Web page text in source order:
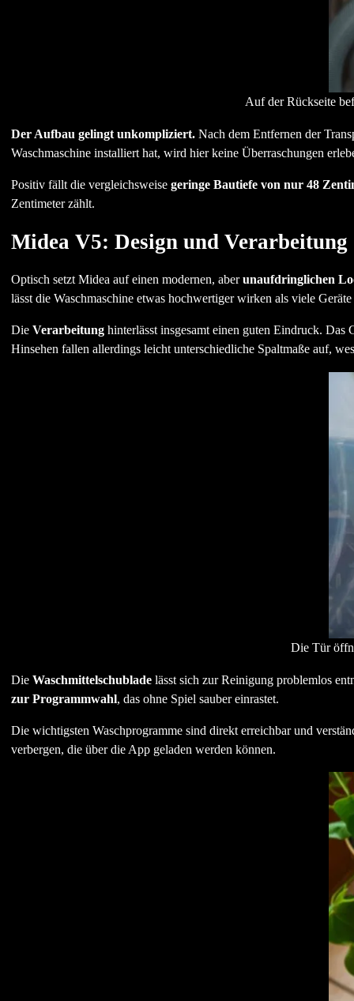
Auf der Rückseite
Der Aufbau gelingt unkompliziert.Nach dem Entfernen der
Waschmaschine installiert hat, wird hier keine Überraschungen
Positiv fällt die vergleichsweise geringe Bautiefe von nur 48
Zentimeter zählt.
Midea V5: Design und Verarbeitung
Optisch setzt Midea auf einen modernen, aberunaufdringlichen
lässt die Waschmaschine etwas hochwertiger wirken als viele
Die Verarbeitunghinterlässt insgesamt einen guten Eindruck. Das
Hinsehen fallen allerdings leicht unterschiedliche Spaltmaße auf,
Die Tür
Die Waschmittelschubladelässt sich zur Reinigung problemlos
zur Programmwahl, das ohne Spiel sauber einrastet.
Die wichtigsten Waschprogramme sind direkt erreichbar und
verbergen, die über die App geladen werden können.